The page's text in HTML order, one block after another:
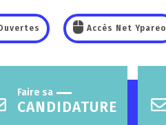
Accès Net Ypareo
Faire sa
CANDIDATURE